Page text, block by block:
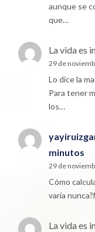
aunque se
que…
La vida es
29 de
Lo dice la
Para tener
los…
minutos
29 de
Cómo
varía
La vida es